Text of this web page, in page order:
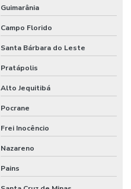
Guimarânia
Campo Florido
Santa Bárbara do Leste
Pratápolis
Alto Jequitibá
Pocrane
Frei Inocêncio
Nazareno
Pains